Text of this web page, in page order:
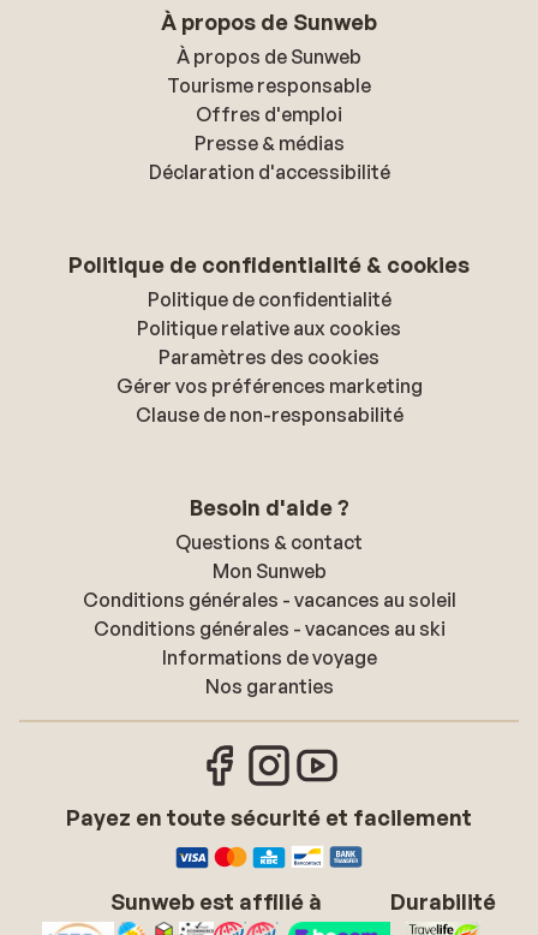
À propos de Sunweb
À propos de Sunweb
Tourisme responsable
Offres d'emploi
Presse & médias
Déclaration d'accessibilité
Politique de confidentialité & cookies
Politique de confidentialité
Politique relative aux cookies
Paramètres des cookies
Gérer vos préférences marketing
Clause de non-responsabilité
Besoin d'aide ?
Questions & contact
Mon Sunweb
Conditions générales - vacances au soleil
Conditions générales - vacances au ski
Informations de voyage
Nos garanties
Payez en toute sécurité et facilement
Sunweb est affilié à Durabilité